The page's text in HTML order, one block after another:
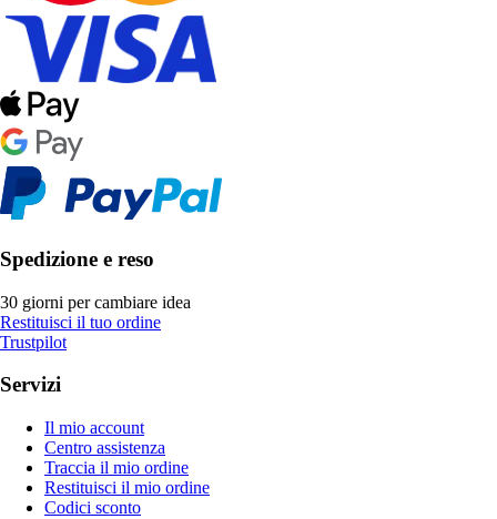
Spedizione e reso
30 giorni per cambiare idea
Restituisci il tuo ordine
Trustpilot
Servizi
Il mio account
Centro assistenza
Traccia il mio ordine
Restituisci il mio ordine
Codici sconto